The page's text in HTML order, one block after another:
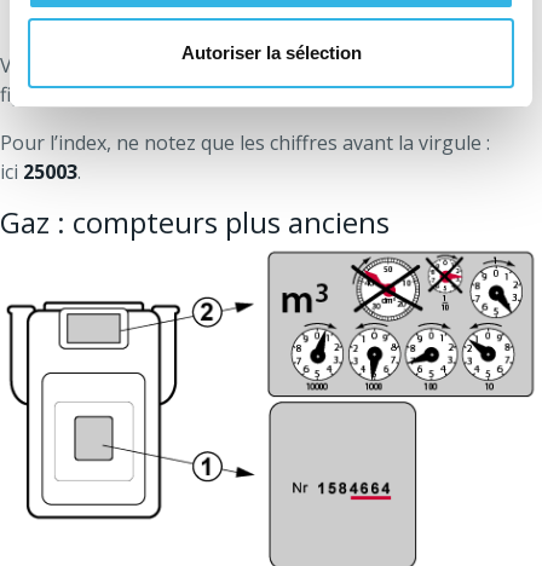
Autoriser la sélection
Vérifiez d’abord les 4 derniers chiffres du compteur qui
figurent sur la carte de relevé : ici4542.
Pour l’index, ne notez que les chiffres avant la virgule :
ici 25003.
Gaz : compteurs plus anciens